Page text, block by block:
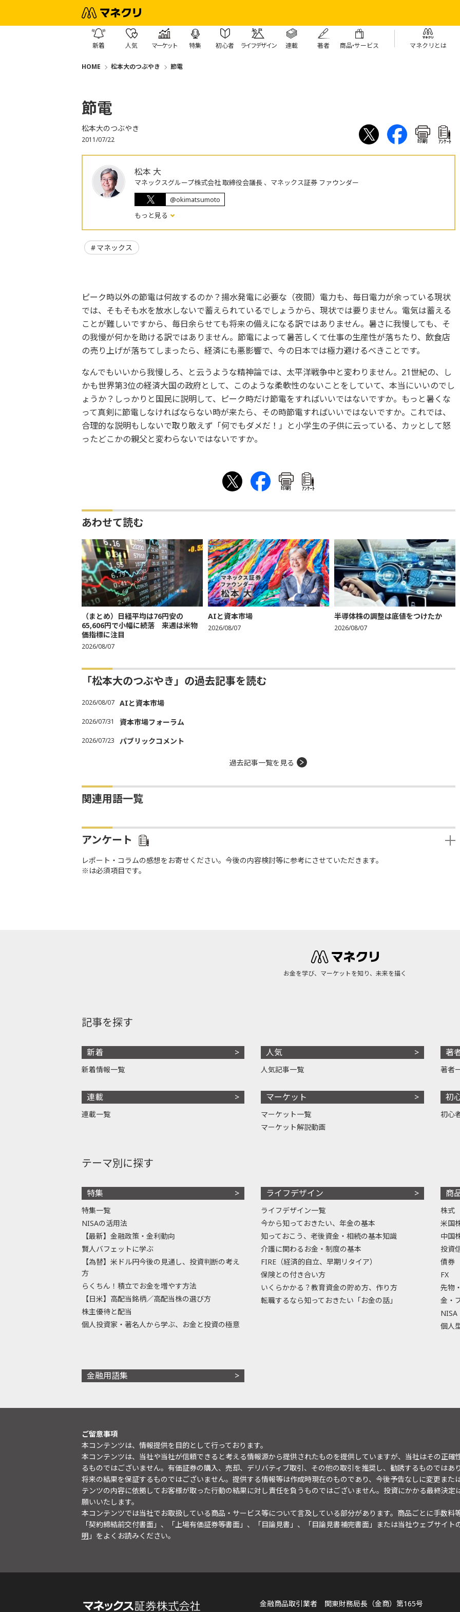
新着 人気 マーケット 特集 初心者 ライフデザイン 連載 著者 商品・サービス マネクリとは
HOME 松本大のつぶやき 節電
節電
松本大のつぶやき
2011/07/22 印刷 ｱﾝｹｰﾄ
松本 大
マネックスグループ株式会社 取締役会議長 、マネックス証券 ファウンダー
@okimatsumoto
もっと見る
マネックス
ピーク時以外の節電は何故するのか？揚水発電に必要な（夜間）電力も、毎日電力が余っている現状
では、そもそも水を放水しないで蓄えられているでしょうから、現状では要りません。電気は蓄える
ことが難しいですから、毎日余らせても将来の備えになる訳ではありません。暑さに我慢しても、そ
の我慢が何かを助ける訳ではありません。節電によって暑苦しくて仕事の生産性が落ちたり、飲食店
の売り上げが落ちてしまったら、経済にも悪影響で、今の日本では極力避けるべきことです。
なんでもいいから我慢しろ、と云うような精神論では、太平洋戦争中と変わりません。21世紀の、し
かも世界第3位の経済大国の政府として、このような柔軟性のないことをしていて、本当にいいのでし
ょうか？しっかりと国民に説明して、ピーク時だけ節電をすればいいではないですか。もっと暑くな
って真剣に節電しなければならない時が来たら、その時節電すればいいではないですか。これでは、
合理的な説明もしないで取り敢えず「何でもダメだ！」と小学生の子供に云っている、カッとして怒
ったどこかの親父と変わらないではないですか。
印刷 ｱﾝｹｰﾄ
あわせて読む
（まとめ）日経平均は76円安の
65,606円で小幅に続落 来週は米物
価指標に注目
2026/08/07
AIと資本市場
2026/08/07
半導体株の調整は底値をつけたか
2026/08/07
「松本大のつぶやき」の過去記事を読む
2026/08/07 AIと資本市場
2026/07/31 資本市場フォーラム
2026/07/23 パブリックコメント
過去記事一覧を見る
関連用語一覧
アンケート
レポート・コラムの感想をお寄せください。今後の内容検討等に参考にさせていただきます。
※は必須項目です。
お金を学び、マーケットを知り、未来を描く
記事を探す
新着
新着情報一覧
連載
連載一覧
人気
人気記事一覧
マーケット
マーケット一覧
マーケット解説動画
著
著者
初
初心
テーマ別に探す
特集
特集一覧
NISAの活用法
【最新】金融政策・金利動向
賢人バフェットに学ぶ
【為替】米ドル円今後の見通し、投資判断の考え
方
らくちん！積立でお金を増やす方法
【日米】高配当銘柄／高配当株の選び方
株主優待と配当
個人投資家・著名人から学ぶ、お金と投資の極意
ライフデザイン
ライフデザイン一覧
今から知っておきたい、年金の基本
知っておこう、老後資金・相続の基本知識
介護に関わるお金・制度の基本
FIRE（経済的自立、早期リタイア）
保険との付き合い方
いくらかかる？教育資金の貯め方、作り方
転職するなら知っておきたい「お金の話」
商
株式
米国
中国
投資
債券
FX
先物
金・
NISA
個人
金融用語集
ご留意事項
本コンテンツは、情報提供を目的として行っております。
本コンテンツは、当社や当社が信頼できると考える情報源から提供されたものを提供していますが、当社はその正
るものではございません。有価証券の購入、売却、デリバティブ取引、その他の取引を推奨し、勧誘するものではあ
将来の結果を保証するものではございません。提供する情報等は作成時現在のものであり、今後予告なしに変更また
テンツの内容に依拠してお客様が取った行動の結果に対し責任を負うものではございません。投資にかかる最終決
願いいたします。
本コンテンツでは当社でお取扱している商品・サービス等について言及している部分があります。商品ごとに手数料
「契約締結前交付書面」、「上場有価証券等書面」、「目論見書」、「目論見書補完書面」または当社ウェブサイト
明 」をよくお読みください。
金融商品取引業者 関東財務局長（金商）第165号